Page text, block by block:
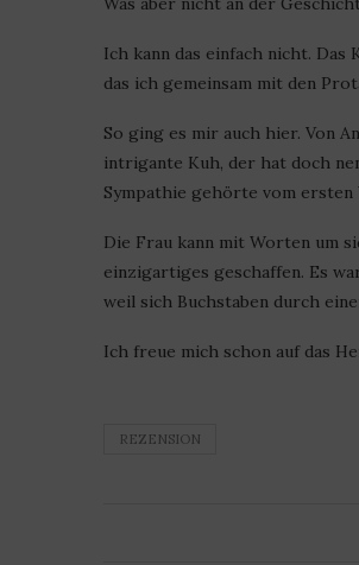
Ich kann das einfach nicht. Das
das ich gemeinsam mit den
So ging es mir auch hier. Von
intrigante Kuh, der hat doch
Sympathie gehörte vom ersten
Die Frau kann mit Worten um
einzigartiges geschaffen. Es
weil sich Buchstaben durch
Ich freue mich schon auf das
REZENSION